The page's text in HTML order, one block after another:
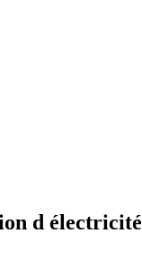
d électricité